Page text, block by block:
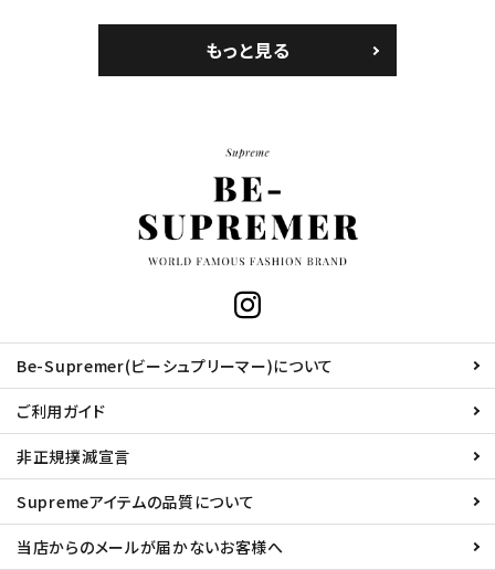
もっと見る
Be-Supremer(ビーシュプリーマー)について
ご利用ガイド
非正規撲滅宣言
Supremeアイテムの品質について
当店からのメールが届かないお客様へ